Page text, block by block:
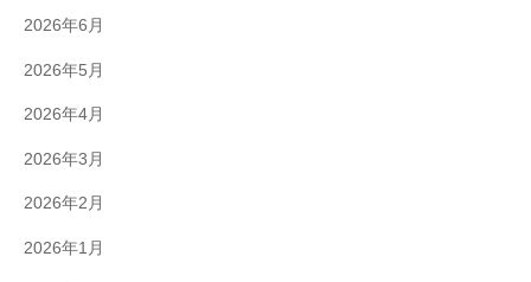
2026年6月
2026年5月
2026年4月
2026年3月
2026年2月
2026年1月